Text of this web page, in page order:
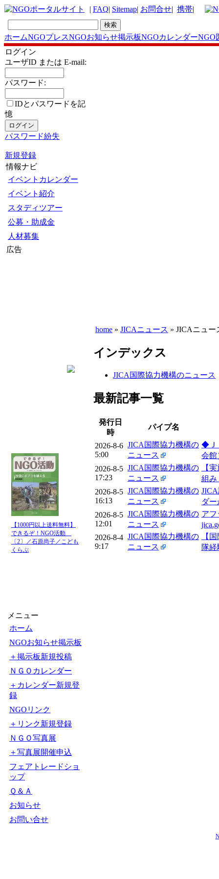
| FAQ| Sitemap| お問合せ| 携帯|
ホームNGOプレスNGOお知らせ掲示板NGOカレンダーNGO
ログイン
ユーザID または E-mail:
パスワード:
IDとパスワードを記
憶
パスワード紛失
新規登録
情報ナビ
イベントカレンダー
イベント紹介
スタディツアー
公募・助成金
人材募集
広告
【1000円以上送料無料】
できるぞ！NGO活動
〔2〕／石原尚子／こども
くらぶ
メニュー
ホーム
NGOお知らせ掲示板
＋掲示板新規投稿
ＮＧＯカレンダー
＋カレンダー新規登
録
NGOリンク
＋リンク新規登録
ＮＧＯ写真展
＋写真展開催申込
フェアトレードショ
ップ
Ｑ＆Ａ
お知らせ
お問い合せ
home » JICAニュース » JICAニュー
インデックス
JICA国際協力機構のニュース
最新記事一覧
発行日
時
パイプ名
2026-8-6
5:00
JICA国際協力機構の
ニュース
◆Ｊ
会館
2026-8-5
17:23
JICA国際協力機構の
ニュース
【
組み
2026-8-5
16:13
JICA国際協力機構の
ニュース
ダー
2026-8-5
12:01
JICA国際協力機構の
ニュース
アフ
2026-8-4
9:17
JICA国際協力機構の
ニュース
【
隊経